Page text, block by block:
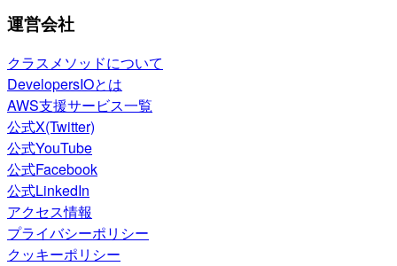
運営会社
クラスメソッドについて
DevelopersIOとは
AWS支援サービス一覧
公式X(Twitter)
公式YouTube
公式Facebook
公式LinkedIn
アクセス情報
プライバシーポリシー
クッキーポリシー